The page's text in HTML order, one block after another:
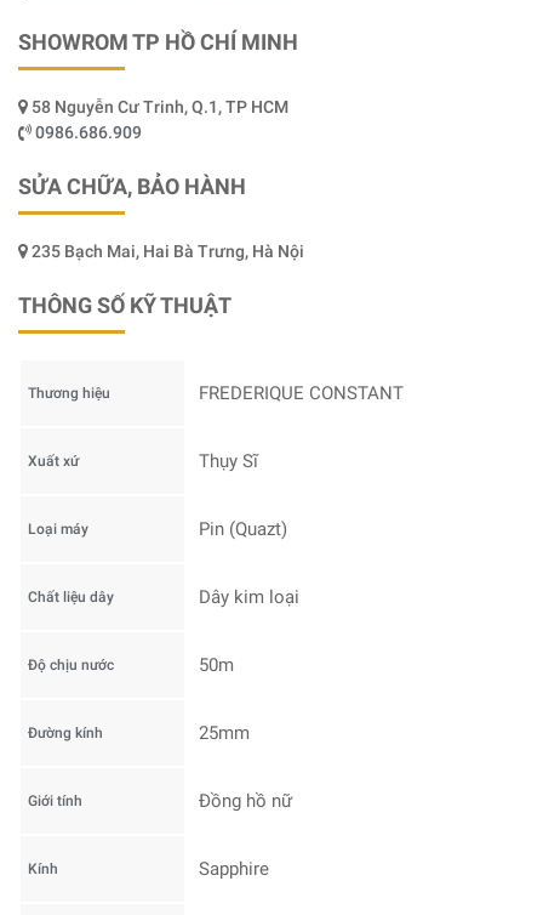
SHOWROM TP HỒ CHÍ MINH
58 Nguyễn Cư Trinh, Q.1, TP HCM
0986.686.909
SỬA CHỮA, BẢO HÀNH
235 Bạch Mai, Hai Bà Trưng, Hà Nội
THÔNG SỐ KỸ THUẬT
Thương hiệu FREDERIQUE CONSTANT
Xuất xứ Thụy Sĩ
Loại máy Pin (Quazt)
Chất liệu dây Dây kim loại
Độ chịu nước 50m
Đường kính 25mm
Giới tính Đồng hồ nữ
Kính Sapphire